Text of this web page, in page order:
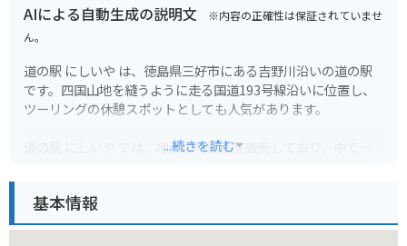
AIによる自動生成の説明文 ※内容の正確性は保証されていませ
ん。
道の駅 にしいや は、徳島県三好市にある吉野川沿いの道の駅
です。四国山地を縫うように走る国道193号線沿いに位置し、
ツーリングの休憩スポットとしても人気があります。
道の駅 にしいや では、地元の特産品を販売しており、中でも
徳島ラーメンや祖谷そばなど、地元の味が楽しめます。
...続きを読む
基本情報